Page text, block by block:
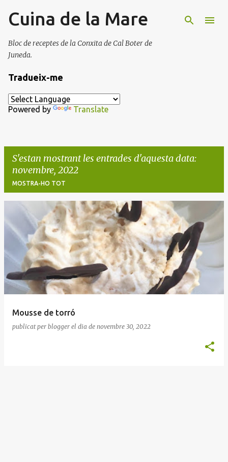
Salta al contingut principal
Cuina de la Mare
Bloc de receptes de la Conxita de Cal Boter de
Juneda.
Tradueix-me
Powered by Translate
S'estan mostrant les entrades d'aquesta data:
novembre, 2022
MOSTRA-HO TOT
a
Mousse de torró
publicat per blogger el dia de novembre 30, 2022